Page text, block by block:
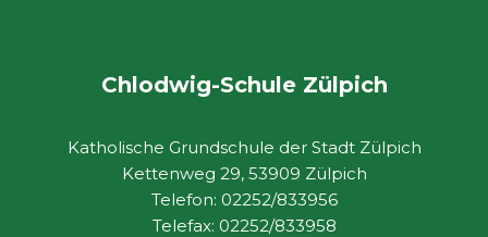
Chlodwig-Schule Zülpich
Katholische Grundschule der Stadt Zülpich
Kettenweg 29, 53909 Zülpich
Telefon: 02252/833956
Telefax: 02252/833958